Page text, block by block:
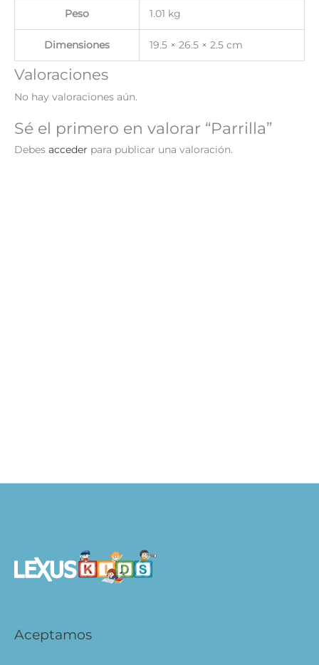
Peso 1.01 kg
Dimensiones 19.5 × 26.5 × 2.5 cm
Valoraciones
No hay valoraciones aún.
Sé el primero en valorar “Parrilla”
Debes acceder para publicar una valoración.
Aceptamos